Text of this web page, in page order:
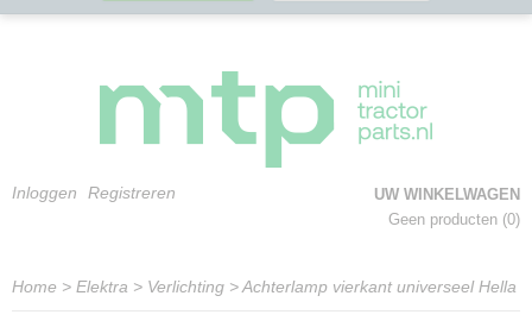
Inloggen Registreren
UW WINKELWAGEN
Geen producten (0)
Home > Elektra > Verlichting >Achterlamp vierkant universeel Hella